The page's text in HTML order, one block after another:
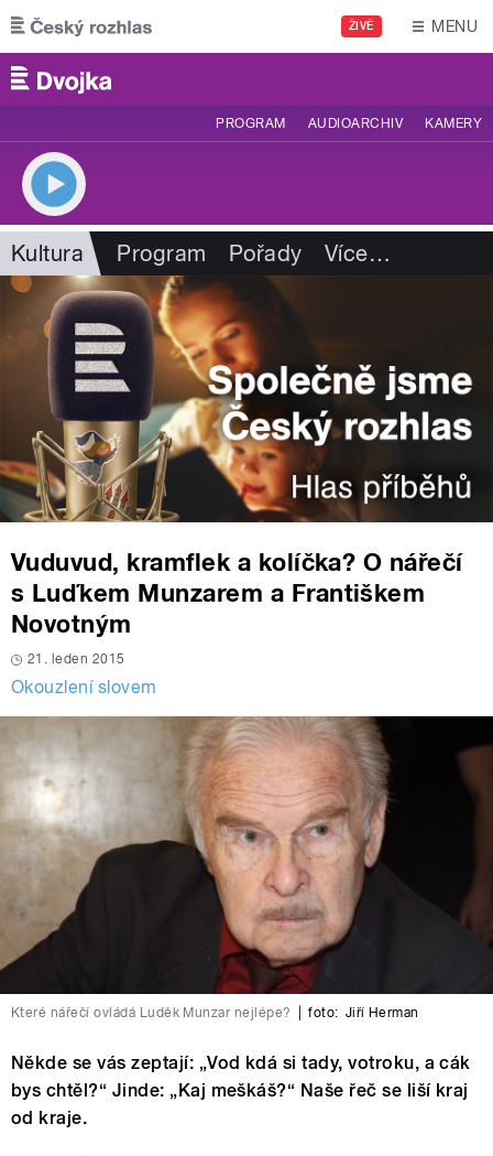
Přejít k hlavnímu obsahu
ŽIVĚ MENU
PROGRAM AUDIOARCHIV KAMERY
Kultura Program Pořady Více…
Vuduvud, kramflek a kolíčka? O nářečí
s Luďkem Munzarem a Františkem
Novotným
21. leden 2015
Okouzlení slovem
Které nářečí ovládá Luděk Munzar nejlépe? foto: Jiří Herman
Někde se vás zeptají: „Vod kdá si tady, votroku, a cák
bys chtěl?“ Jinde: „Kaj meškáš?“ Naše řeč se liší kraj
od kraje.